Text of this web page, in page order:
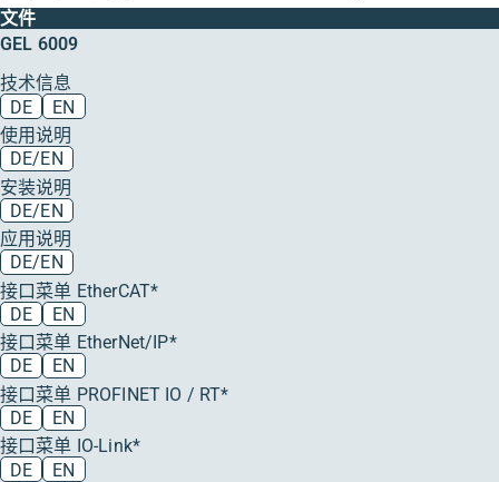
文件
GEL 6009
技术信息
DE
EN
使用说明
DE/EN
安装说明
DE/EN
应用说明
DE/EN
接口菜单 EtherCAT*
DE
EN
接口菜单 EtherNet/IP*
DE
EN
接口菜单 PROFINET IO / RT*
DE
EN
接口菜单 IO-Link*
DE
EN